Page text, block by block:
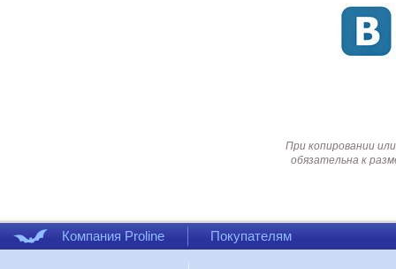
При копировании
обязательна к
Компания Proline Покупателям